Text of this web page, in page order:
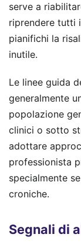
serve a
riprendere tutti
pianifichi la
inutile.
Le linee guida
generalmente
popolazione
clinici o sotto
adottare
professionista
specialmente
croniche.
Segnali di